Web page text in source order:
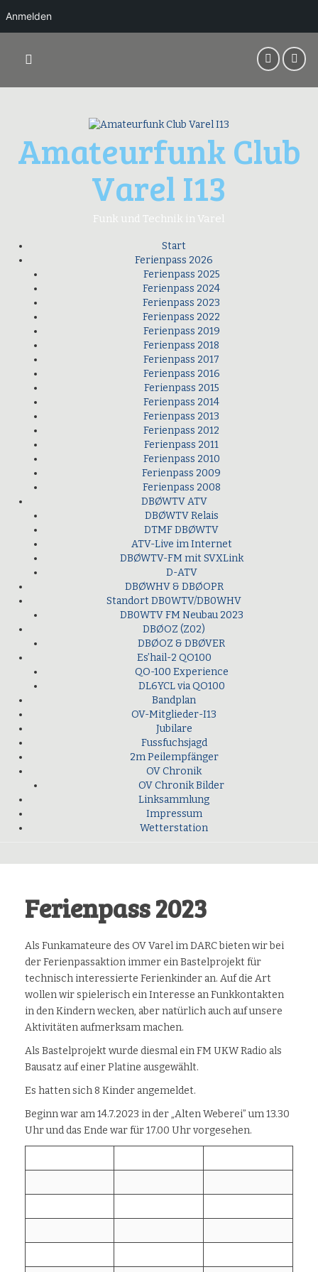
Inhalt
Amateurfunk Club
Varel I13
Funk und Technik in Varel
Start
Ferienpass 2026
Ferienpass 2025
Ferienpass 2024
Ferienpass 2023
Ferienpass 2022
Ferienpass 2019
Ferienpass 2018
Ferienpass 2017
Ferienpass 2016
Ferienpass 2015
Ferienpass 2014
Ferienpass 2013
Ferienpass 2012
Ferienpass 2011
Ferienpass 2010
Ferienpass 2009
Ferienpass 2008
DBØWTV ATV
DBØWTV Relais
DTMF DBØWTV
ATV-Live im Internet
DBØWTV-FM mit SVXLink
D-ATV
DBØWHV & DBØOPR
Standort DB0WTV/DB0WHV
DB0WTV FM Neubau 2023
DBØOZ (Z02)
DBØOZ & DBØVER
Es’hail-2 QO100
QO-100 Experience
DL6YCL via QO100
Bandplan
OV-Mitglieder-I13
Jubilare
Fussfuchsjagd
2m Peilempfänger
OV Chronik
OV Chronik Bilder
Linksammlung
Impressum
Wetterstation
Ferienpass 2023
Als Funkamateure des OV Varel im DARC bieten wir bei
der Ferienpassaktion immer ein Bastelprojekt für
technisch interessierte Ferienkinder an. Auf die Art
wollen wir spielerisch ein Interesse an Funkkontakten
in den Kindern wecken, aber natürlich auch auf unsere
Aktivitäten aufmerksam machen.
Als Bastelprojekt wurde diesmal ein FM UKW Radio als
Bausatz auf einer Platine ausgewählt.
Es hatten sich 8 Kinder angemeldet.
Beginn war am 14.7.2023 in der „Alten Weberei” um 13.30
Uhr und das Ende war für 17.00 Uhr vorgesehen.
Anmelden